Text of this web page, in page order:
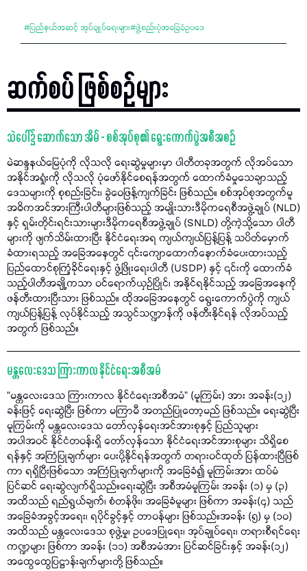
#ပြည်နယ်အဆင့် အုပ်ချုပ်ရေးများ#ဖွဲ့စည်းပုံအခြေခံဥပဒေ
ဆက်စပ် ဖြစ်စဉ်များ
သဲပေါ်၌ ဆောက်သော အိမ် - စစ်အုပ်စု၏ ရွေးကောက်ပွဲအစီအစဉ်
မဲဆန္ဒနယ်မြေပုံကို လိုသလို​ ရေးဆွဲမှုများမှာ ပါတီတခုအတွက် လိုအပ်သော
အနိုင်အရှုံးကို လိုသလို ပုံဖော်နိုင်စေရန်အတွက် ထောက်ခံမှုသေချာသည့်
ဒေသများကို စုစည်းခြင်း၊ ခွဲဝေဖြန့်ကျက်ခြင်း ဖြစ်သည်။ စစ်အုပ်စုအတွက်မူ
အဓိကအင်အားကြီးပါတီများဖြစ်သည့်​ အမျိုးသားဒီမိုကရေစီအဖွဲ့ချုပ် (NLD)
နှင့် ရှမ်းတိုင်းရင်းသားများဒီမိုကရေစီအဖွဲ့ချုပ် (SNLD) တို့ကဲ့သို့သော ပါတီ
များကို ဖျက်သိမ်းထားပြီး နိုင်ငံရေးအရ ကျယ်ကျယ်ပြန့်ပြန့် သပိတ်မှောက်
ခံထားရသည့် အခြေအနေတွင် ၎င်းကျောထောက်နောက်ခံပေးထားသည့်
ပြည်ထောင်စုကြံ့ခိုင်ရေးနှင့် ဖွံ့ဖြိုးရေးပါတီ (USDP) နှင့် ၎င်းကို ထောက်ခံ
သည့်ပါတီအချို့ကသာ ဝင်ရောက်ယှဉ်ပြိုင်၊ အနိုင်ရနိုင်သည့် အခြေအနေကို
ဖန်တီးထားပြီးသား ဖြစ်သည်။ ထိုအခြေအနေတွင် ရွေးကောက်ပွဲကို ကျယ်
ကျယ်ပြန့်ပြန့် လုပ်နိုင်သည့် အသွင်သဏ္ဍာန်ကို ဖန်တီးနိုင်ရန် လိုအပ်သည့်
အတွက် ဖြစ်သည်။
မန္တလေးဒေသ ကြားကာလ နိုင်ငံရေးအစီအမံ
“မန္တလေးဒေသ ကြားကာလ နိုင်ငံရေးအစီအမံ” (မူကြမ်း) အား အခန်း(၁၂)
ခန်းဖြင့် ရေးဆွဲပြီး ဖြစ်ကာ မကြာမီ အတည်ပြုတော့မည် ဖြစ်သည်။ ရေးဆွဲပြီး
မူကြမ်းကို မန္တလေးဒေသ တော်လှန်ရေးအင်အားစုနှင့် ပြည်သူများ
အပါအဝင် နိုင်ငံတဝန်းရှိ တော်လှန်သော နိုင်ငံရေးအင်အားစုများ သိရှိစေ
ရန်နှင့် အကြံပြုချက်များ ပေးပို့နိုင်ရန်အတွက် တရားဝင်ထုတ် ပြန်ထားပြီဖြစ်
ကာ ရရှိပြီးဖြစ်သော အကြံပြုချက်များကို အခြေခံ၍ မူကြမ်းအား ထပ်မံ
ပြင်ဆင် ရေးဆွဲလျက်ရှိသည်။ရေးဆွဲပြီး အစီအမံမူကြမ်း အခန်း (၁) မှ (၃)
အထိသည် ရည်ရွယ်ချက်၊ စံတန်ဖိုး၊ အခြေခံမူများ ဖြစ်ကာ အခန်း(၄) သည်
အခြေခံအခွင့်အရေး၊ ရပိုင်ခွင့်နှင့် တာဝန်များ ဖြစ်သည်။အခန်း (၅) မှ (၁၀)
အထိသည် မန္တလေးဒေသ စုဖွဲ့မှု၊ ဥပဒေပြုရေး၊ အုပ်ချုပ်ရေး၊ တရားစီရင်ရေး
ကဏ္ဍများ ဖြစ်ကာ အခန်း (၁၁) အစီအမံအား ပြင်ဆင်ခြင်းနှင့် အခန်း(၁၂)
အထွေထွေပြဋ္ဌာန်းချက်များတို့ ဖြစ်သည်။